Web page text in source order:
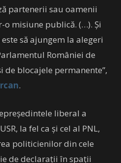
partenerii sau oamenii
misiune publică. (…). Şi
să ajungem la alegeri
României de
de blocajele permanente”,
.
liberal a
la fel ca şi cel al PNL,
politicienilor din cele
de declaraţii în spaţii